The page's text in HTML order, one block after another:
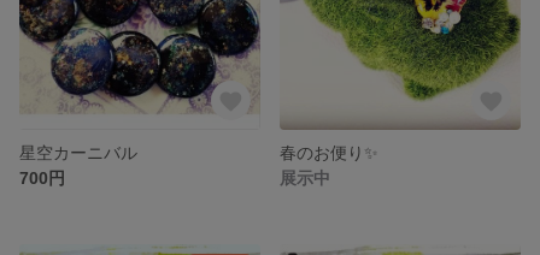
星空カーニバル
700円
春のお便り✨
展示中